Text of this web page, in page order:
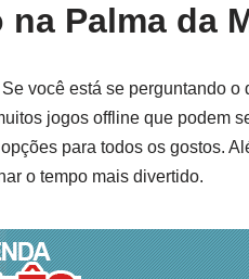
Palma da
você está se perguntando
jogos offline que podem
para todos os gostos.
o tempo mais divertido.